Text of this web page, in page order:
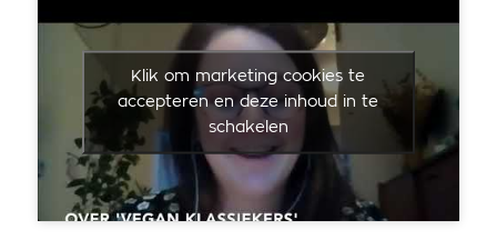
Klik om marketing cookies te
accepteren en deze inhoud in te
schakelen